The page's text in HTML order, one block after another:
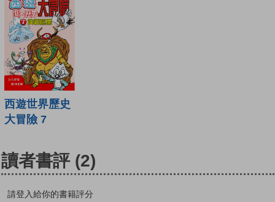
西遊世界歷史
大冒險 7
讀者書評 (2)
請登入給你的書籍評分